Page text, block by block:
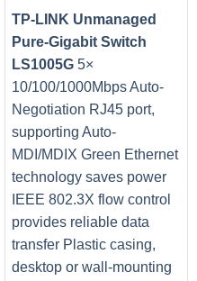
LED Backlight, màn hình
sắc tươi sáng, đẹp mắt
ra công nghệ này còn
và vô cùng thân thiện
các thành phần kim loại
TP-LINK Unmanaged
Pure-Gigabit Switch
LS1005G5×
10/100/1000Mbps Auto-
Negotiation RJ45 port,
supporting Auto-
MDI/MDIX Green Ethernet
technology saves power
IEEE 802.3X flow control
provides reliable data
transfer Plastic casing,
desktop or wall-mounting